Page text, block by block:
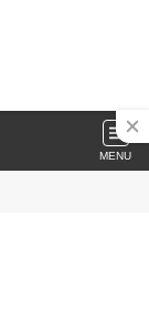
MENU